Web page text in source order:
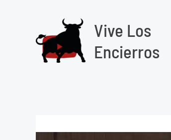
Vive Los
Encierros